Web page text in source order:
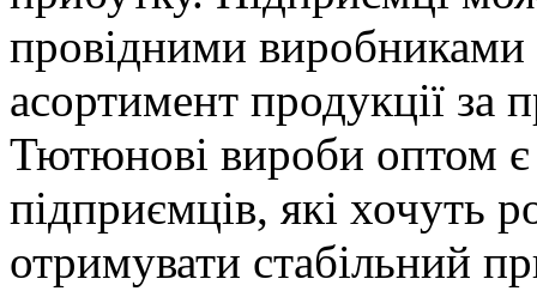
провідними виробниками
асортимент продукції за
Тютюнові вироби оптом
підприємців, які хочуть
отримувати стабільний